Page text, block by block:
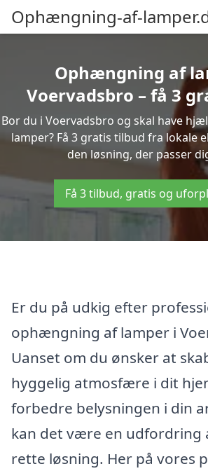
Ophængning-af-
Ophængning af
Voervadsbro – få 3
Bor du i Voervadsbro og skal have
lamper? Få 3 gratis tilbud fra lokale
den løsning, der passer
Få 3 tilbud, gratis og
Er du på udkig efter
ophængning af lamper i
Uanset om du ønsker at
hyggelig atmosfære i dit
forbedre belysningen i din
kan det være en udfordring
rette løsning. Her på vores